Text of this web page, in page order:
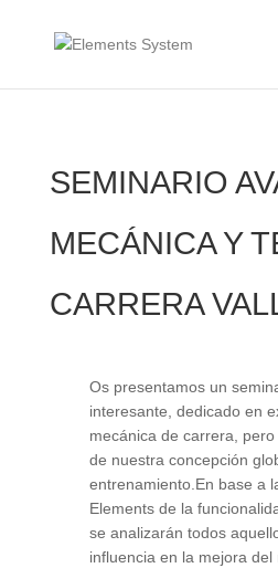
SEMINARIO
MECÁNICA Y
CARRERA
Os presentamos un
interesante, dedicado en
mecánica de carrera,
de nuestra concepción
entrenamiento.En base a
Elements de la
se analizarán todos
influencia en la mejora del